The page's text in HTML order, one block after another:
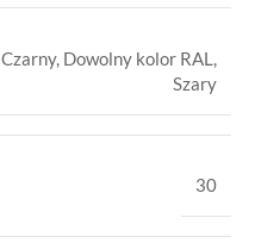
Czarny, Dowolny kolor RAL,
Szary
30